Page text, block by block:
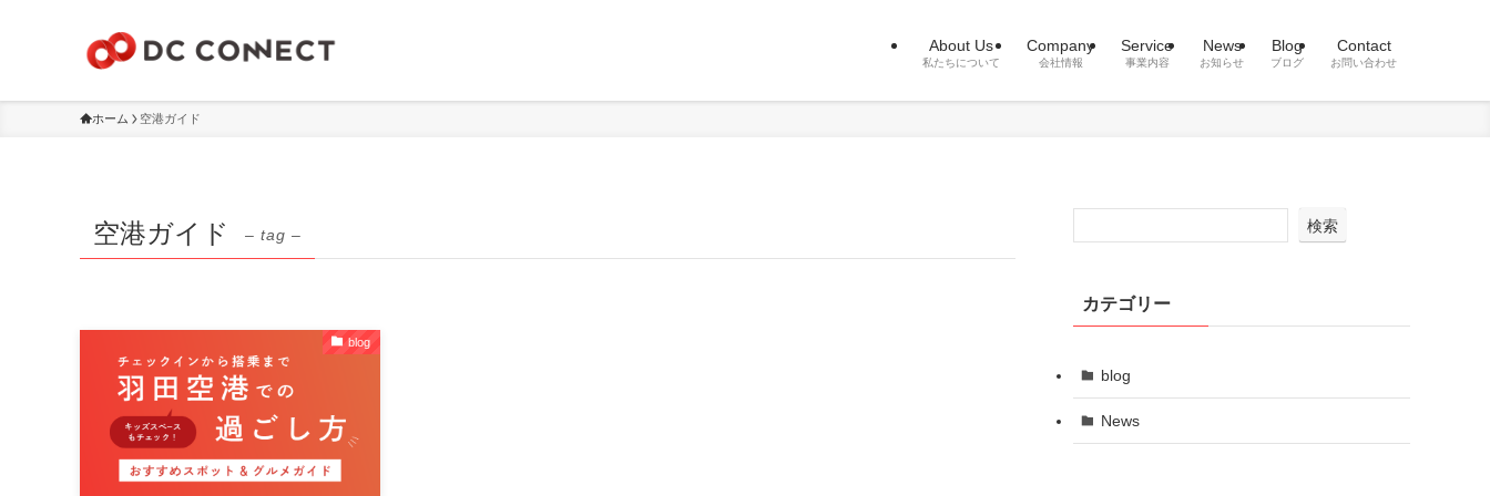
About Us
私たちについて
Company
会社情報
Service
事業内容
News
お知らせ
Blog
ブログ
Contact
お問い合わせ
ホーム 空港ガイド
空港ガイド – tag –
blog
検索
カテゴリー
blog
News